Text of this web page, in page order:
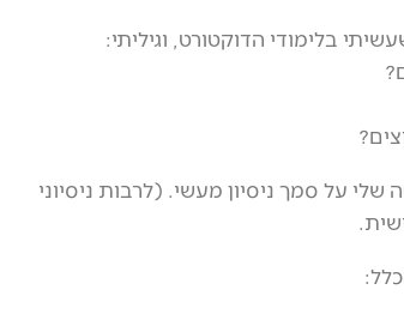
בלימודי הדוקטורט, וגיליתי:
על סמך ניסיון מעשי. (לרבות ניסיוני